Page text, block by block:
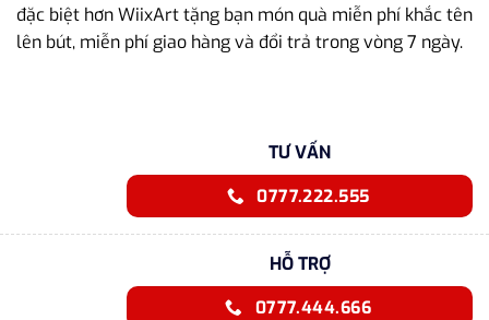
đặc biệt hơn WiixArt tặng bạn món quà miễn phí khắc tên
lên bút, miễn phí giao hàng và đổi trả trong vòng 7 ngày.
TƯ VẤN
0777.222.555
HỖ TRỢ
0777.444.666